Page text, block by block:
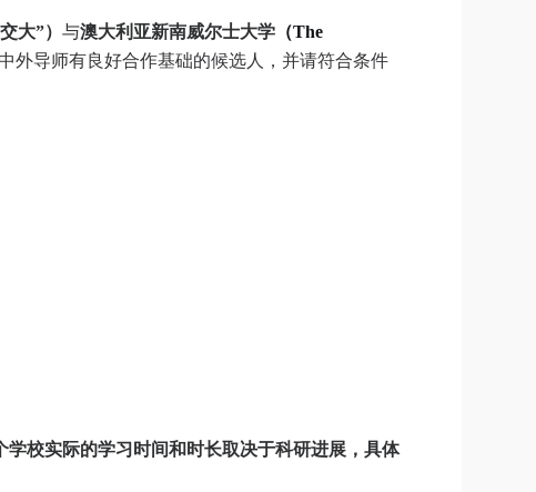
大”） 与澳大利亚新南威尔士大学（The
外导师有良好合作基础的候选人，并请符合条件
校实际的学习时间和时长取决于科研进展，具体